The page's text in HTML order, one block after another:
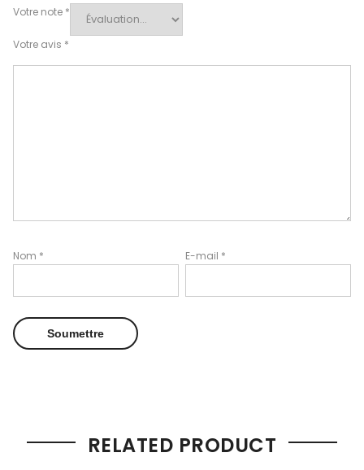
Votre note *
Votre avis *
Nom * E-mail *
RELATED PRODUCT